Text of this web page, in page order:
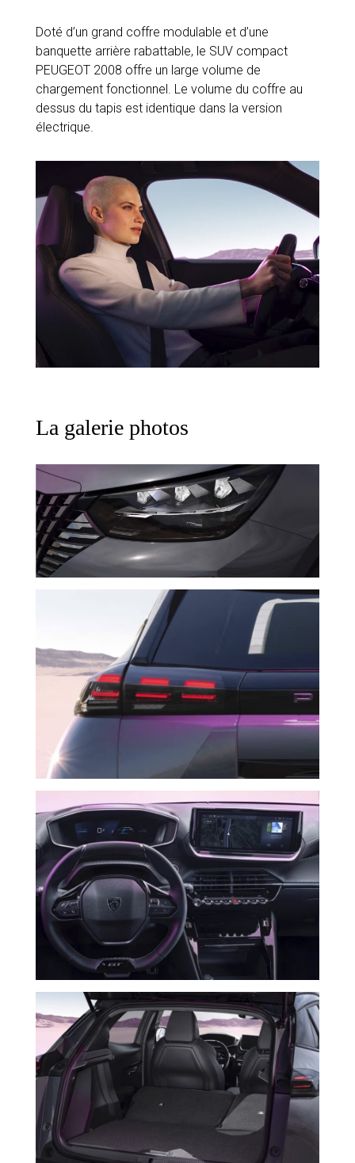
Doté d’un grand coffre modulable et d’une
banquette arrière rabattable, le SUV compact
PEUGEOT 2008 offre un large volume de
chargement fonctionnel. Le volume du coffre au
dessus du tapis est identique dans la version
électrique.
La galerie photos